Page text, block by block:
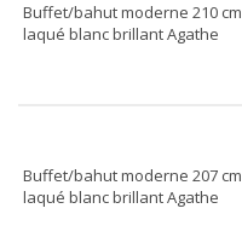
Buffet/bahut moderne 210 cm
laqué blanc brillant Agathe
Buffet/bahut moderne 207 cm
laqué blanc brillant Agathe